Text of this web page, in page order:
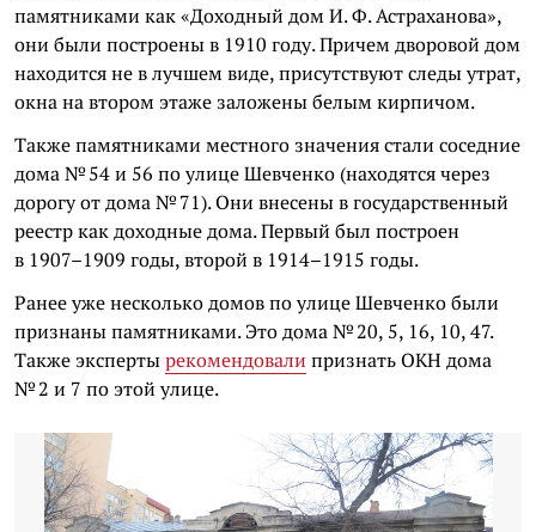
памятниками как «Доходный дом И. Ф. Астраханова»,
они были построены в 1910 году. Причем дворовой дом
находится не в лучшем виде, присутствуют следы утрат,
окна на втором этаже заложены белым кирпичом.
Также памятниками местного значения стали соседние
дома № 54 и 56 по улице Шевченко (находятся через
дорогу от дома № 71). Они внесены в государственный
реестр как доходные дома. Первый был построен
в 1907–1909 годы, второй в 1914–1915 годы.
Ранее уже несколько домов по улице Шевченко были
признаны памятниками. Это дома № 20, 5, 16, 10, 47.
Также экспертырекомендовали признать ОКН дома
№ 2 и 7 по этой улице.